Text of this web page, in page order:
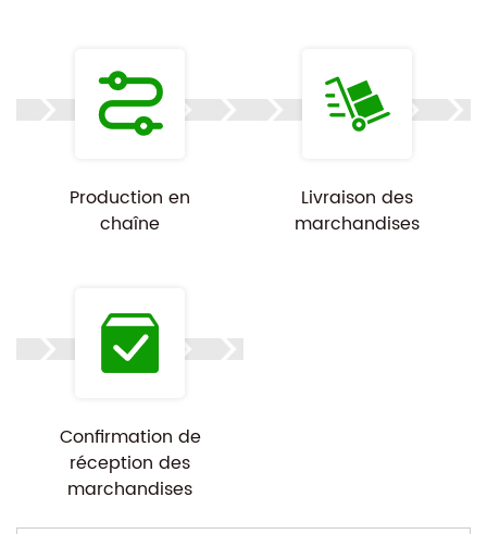
Production en
chaîne
Livraison des
marchandises
Confirmation de
réception des
marchandises